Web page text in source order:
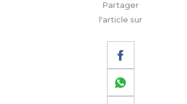
Partager
l'article sur